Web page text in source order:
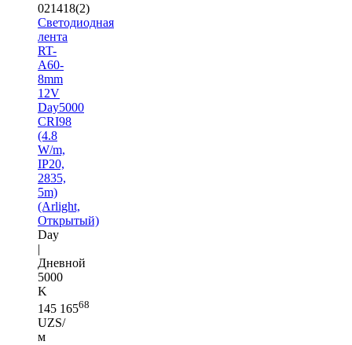
021418(2)
Светодиодная
лента
RT-
A60-
8mm
12V
Day5000
CRI98
(4.8
W/m,
IP20,
2835,
5m)
(Arlight,
Открытый)
Day
|
Дневной
5000
K
145 16568
UZS/
м